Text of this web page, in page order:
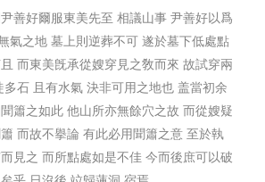
善好爾服東美先至 相議山事 尹善好以爲
氣之地 墓上則逆葬不可 遂於墓下低處點
而東美旣承從嫂穿見之敎而來 故試穿兩
石 且有水氣 決非可用之地也 盖當初余
簫之如此 他山所亦無餘穴之故 而從嫂疑
而故不擧論 有此必用聞簫之意 至於執
見之 而所點處如是不佳 今而後庶可以破